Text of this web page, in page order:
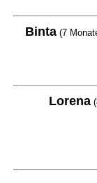
Binta(7
Lorena